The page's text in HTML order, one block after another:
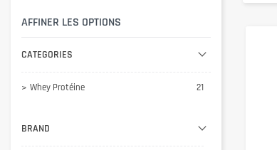
AFFINER LES OPTIONS
CATEGORIES
Whey Protéine 21
BRAND